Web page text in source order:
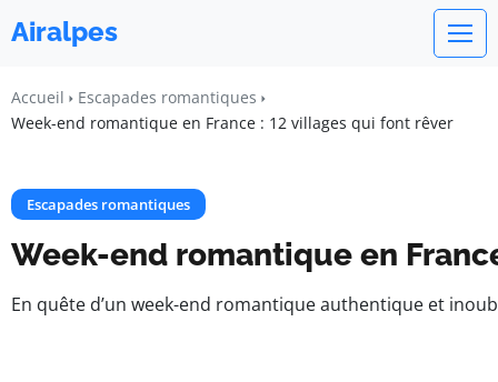
Airalpes
Accueil
Escapades romantiques
Week-end romantique en France : 12 villages qui font rêver​
Escapades romantiques
Week-end romantique en
En quête d’un week-end romantique authentique et